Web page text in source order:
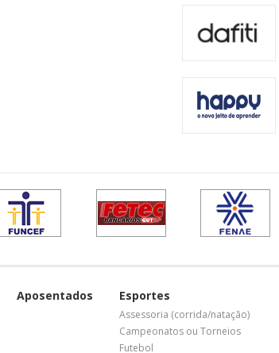
Aposentados Esportes
Assessoria (corrida/natação)
Campeonatos ou Torneios
Futebol